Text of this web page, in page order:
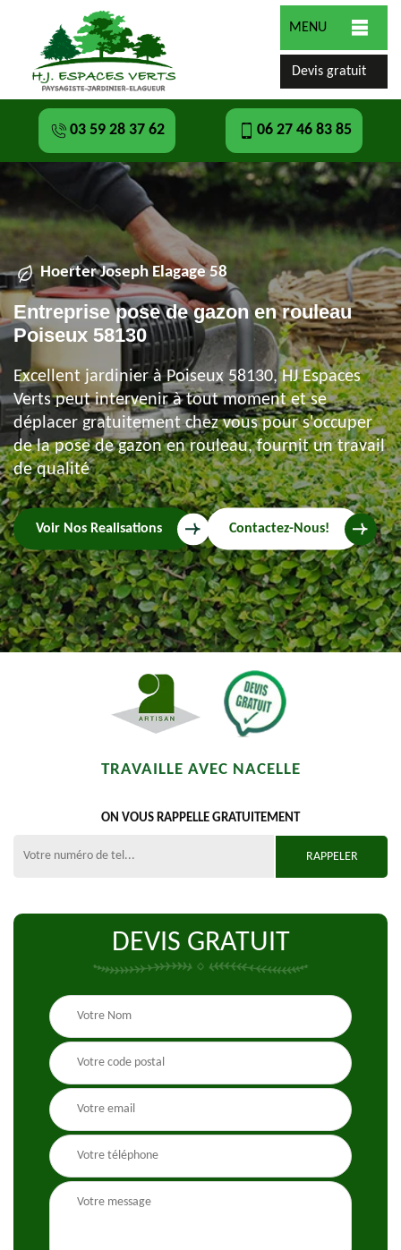
MENU
Devis gratuit
03 59 28 37 62 06 27 46 83 85
Hoerter Joseph Elagage 58
Entreprise pose de gazon en rouleau
Poiseux 58130
Excellent jardinier à Poiseux 58130, HJ Espaces
Verts peut intervenir à tout moment et se
déplacer gratuitement chez vous pour s'occuper
de la pose de gazon en rouleau, fournit un travail
de qualité
Voir Nos Realisations Contactez-Nous!
TRAVAILLE AVEC NACELLE
ON VOUS RAPPELLE GRATUITEMENT
DEVIS GRATUIT